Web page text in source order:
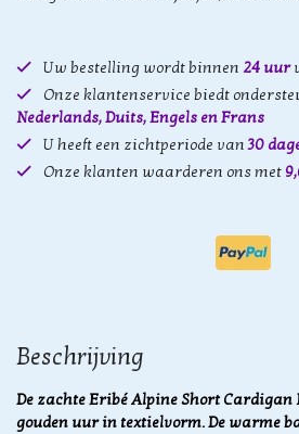
Uw bestelling wordt binnen 24 uur
Onze klantenservice biedt
Nederlands, Duits, Engels en Frans
U heeft een zichtperiode van30
Onze klanten waarderen ons met
Beschrijving
De zachte Eribé Alpine Short Cardigan
gouden uur in textielvorm. De warme